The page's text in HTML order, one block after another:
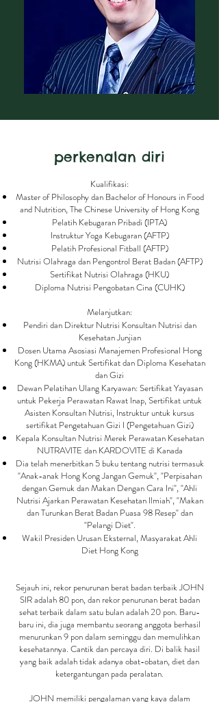
perkenalan diri
Kualifikasi:
Master of Philosophy dan Bachelor of Honours in Food
and Nutrition, The Chinese University of Hong Kong
Pelatih Kebugaran Pribadi (IPTA)
Instruktur Yoga Kebugaran (AFTP)
Pelatih Profesional Fitball (AFTP)
Nutrisi Olahraga dan Pengontrol Berat Badan (AFTP)
Sertifikat Nutrisi Olahraga (HKU)
Diploma Nutrisi Pengobatan Cina (CUHK)
Melanjutkan:
Pendiri dan Direktur Nutrisi Konsultan Nutrisi dan
Kesehatan Junjian
Dosen Utama Asosiasi Manajemen Profesional Hong
Kong (HKMA) untuk Sertifikat dan Diploma Kesehatan
dan Gizi
Dewan Pelatihan Ulang Karyawan: Sertifikat Yayasan
untuk Pekerja Perawatan Rawat Inap, Sertifikat untuk
Asisten Konsultan Nutrisi, Instruktur untuk kursus
sertifikat Pengetahuan Gizi I (Pengetahuan Gizi)
Kepala Konsultan Nutrisi Merek Perawatan Kesehatan
NUTRAVITE dan KARDOVITE di Kanada
Dia telah menerbitkan 5 buku tentang nutrisi termasuk
"Anak-anak Hong Kong Jangan Gemuk", "Perpisahan
dengan Gemuk dan Makan Dengan Cara Ini", "Ahli
Nutrisi Ajarkan Perawatan Kesehatan Ilmiah", "Makan
dan Turunkan Berat Badan Puasa 98 Resep" dan
"Pelangi Diet".
Wakil Presiden Urusan Eksternal, Masyarakat Ahli
Diet Hong Kong
Sejauh ini, rekor penurunan berat badan terbaik JOHN
SIR adalah 80 pon, dan rekor penurunan berat badan
sehat terbaik dalam satu bulan adalah 20 pon. Baru-
baru ini, dia juga membantu seorang anggota berhasil
menurunkan 9 pon dalam seminggu dan memulihkan
kesehatannya. Cantik dan percaya diri. Di balik hasil
yang baik adalah tidak adanya obat-obatan, diet dan
ketergantungan pada peralatan.
JOHN memiliki pengalaman yang kaya dalam